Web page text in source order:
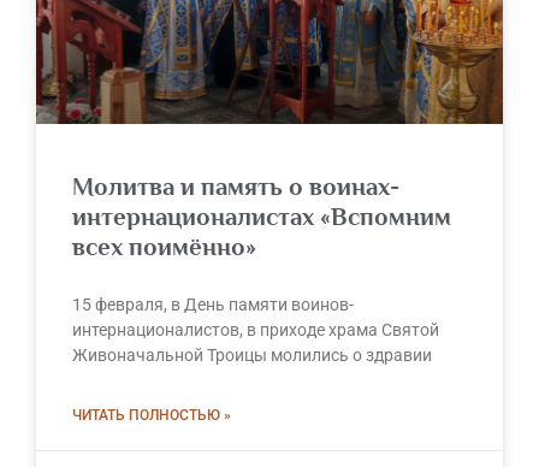
Молитва и память о воинах-
интернационалистах «Вспомним
всех поимённо»
15 февраля, в День памяти воинов-
интернационалистов, в приходе храма Святой
Живоначальной Троицы молились о здравии
ЧИТАТЬ ПОЛНОСТЬЮ »